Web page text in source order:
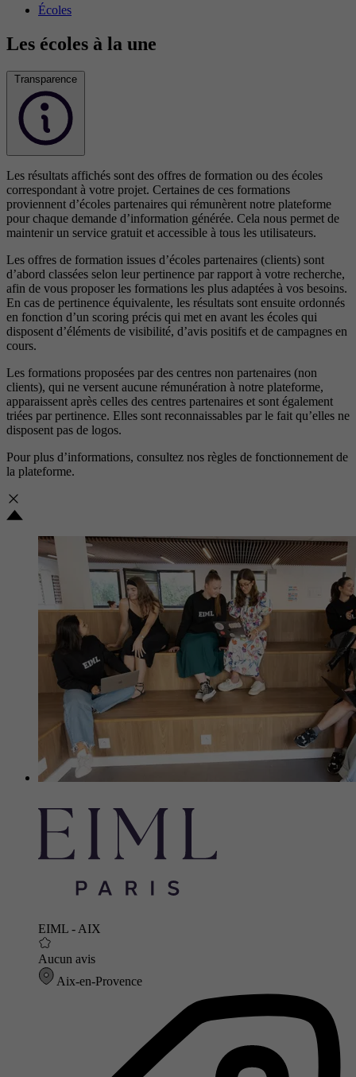
Écoles
Les écoles à la une
Transparence
Les résultats affichés sont des offres de formation ou des écoles
correspondant à votre projet. Certaines de ces formations
proviennent d’écoles partenaires qui rémunèrent notre plateforme
pour chaque demande d’information générée. Cela nous permet de
maintenir un service gratuit et accessible à tous les utilisateurs.
Les offres de formation issues d’écoles partenaires (clients) sont
d’abord classées selon leur pertinence par rapport à votre recherche,
afin de vous proposer les formations les plus adaptées à vos besoins.
En cas de pertinence équivalente, les résultats sont ensuite ordonnés
en fonction d’un scoring précis qui met en avant les écoles qui
disposent d’éléments de visibilité, d’avis positifs et de campagnes en
cours.
Les formations proposées par des centres non partenaires (non
clients), qui ne versent aucune rémunération à notre plateforme,
apparaissent après celles des centres partenaires et sont également
triées par pertinence. Elles sont reconnaissables par le fait qu’elles ne
disposent pas de logos.
Pour plus d’informations, consultez nos règles de fonctionnement de
la plateforme.
EIML - AIX
Aucun avis
Aix-en-Provence